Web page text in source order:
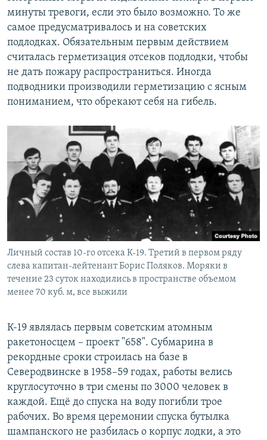
минуты тревоги, если это было возможно. То же
самое предусматривалось и на советских
подлодках. Обязательным первым действием
считалась герметизация отсеков подлодки, чтобы
не дать пожару распространиться. Иногда
подводники производили герметизацию с ясным
пониманием, что обрекают себя на гибель.
Личный состав 10-го отсека К-19. Третий в первом ряду
слева капитан-лейтенант Борис Поляков. Моряки в
течение 23 суток находились в пространстве объемом
менее 70 куб. м, все выжили
К-19 являлась первым советским атомным
ракетоносцем – проект "658". Субмарина в
рекордные сроки строилась на базе в
Северодвинске в 1958–59 годах, работы велись
круглосуточно в три смены по 3000 человек в
каждой. Ещё до спуска на воду погибли трое
рабочих. Во время церемонии спуска бутылка
шампанского не разбилась о корпус лодки, а это